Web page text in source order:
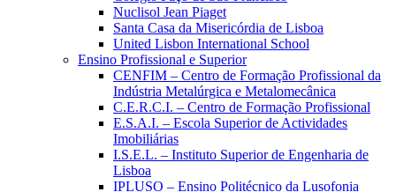
Nuclisol Jean Piaget
Santa Casa da Misericórdia de Lisboa
United Lisbon International School
Ensino Profissional e Superior
CENFIM – Centro de Formação Profissional da
Indústria Metalúrgica e Metalomecânica
C.E.R.C.I. – Centro de Formação Profissional
E.S.A.I. – Escola Superior de Actividades
Imobiliárias
I.S.E.L. – Instituto Superior de Engenharia de
Lisboa
IPLUSO – Ensino Politécnico da Lusofonia